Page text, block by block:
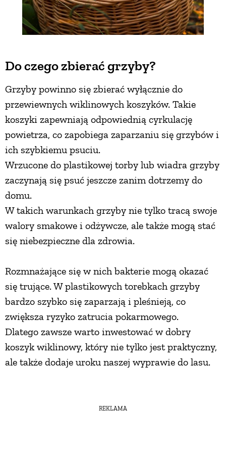
Do czego zbierać grzyby?
Grzyby powinno się zbierać wyłącznie do
przewiewnych wiklinowych koszyków. Takie
koszyki zapewniają odpowiednią cyrkulację
powietrza, co zapobiega zaparzaniu się grzybów i
ich szybkiemu psuciu.
Wrzucone do plastikowej torby lub wiadra grzyby
zaczynają się psuć jeszcze zanim dotrzemy do
domu.
W takich warunkach grzyby nie tylko tracą swoje
walory smakowe i odżywcze, ale także mogą stać
się niebezpieczne dla zdrowia.
Rozmnażające się w nich bakterie mogą okazać
się trujące. W plastikowych torebkach grzyby
bardzo szybko się zaparzają i pleśnieją, co
zwiększa ryzyko zatrucia pokarmowego.
Dlatego zawsze warto inwestować w dobry
koszyk wiklinowy, który nie tylko jest praktyczny,
ale także dodaje uroku naszej wyprawie do lasu.
REKLAMA